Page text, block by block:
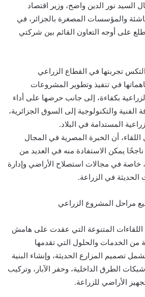
السيد نور الدين واضح، وزير اقتصاد
والمؤسسات المصغرة بالجزائر، في
على أوجه التعاون القائم بين شركتي
تجربتها في القطاع الزراعي
في تنفيذ وتطوير المشروعات
بكفاءة، إلى جانب حرصها على أداء
والتكنولوجية إلى السوق الجزائرية،
المستدامة في البلاد.
اللقاء، أن الخبرة المصرية في المجال
يمكن الاستفادة منه في العديد من
خاصة في مجالات استصلاح الأراضي وإدارة
الحديثة في الزراعة.
مراحل المشروع الزراعي
المتنوعة التي عقدت على هامش
الخدمات والحلول التي تقدمها
تصميم المزارع الحديثة، وإنشاء البنية
الطرق الداخلية، وحفر الآبار، وتركيب
الأراضي للزراعة.